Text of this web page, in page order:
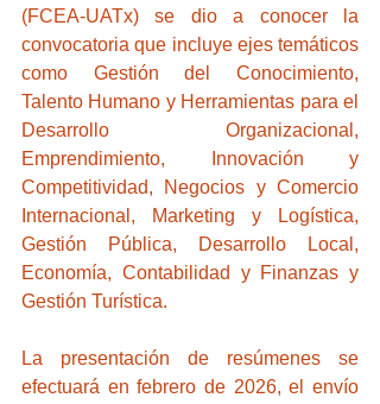
(FCEA-UATx) se dio a conocer la
convocatoria que incluye ejes temáticos
como Gestión del Conocimiento,
Talento Humano y Herramientas para el
Desarrollo Organizacional,
Emprendimiento, Innovación y
Competitividad, Negocios y Comercio
Internacional, Marketing y Logística,
Gestión Pública, Desarrollo Local,
Economía, Contabilidad y Finanzas y
Gestión Turística.
La presentación de resúmenes se
efectuará en febrero de 2026, el envío